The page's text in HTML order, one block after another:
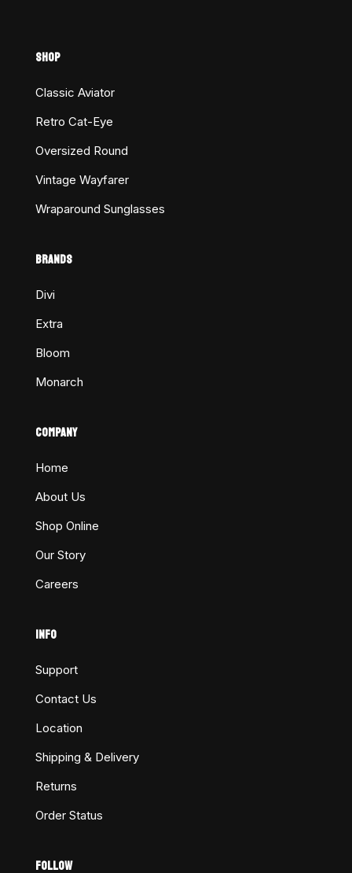
SHOP
Classic Aviator
Retro Cat-Eye
Oversized Round
Vintage Wayfarer
Wraparound Sunglasses
BRANDS
Divi
Extra
Bloom
Monarch
COMPANY
Home
About Us
Shop Online
Our Story
Careers
INFO
Support
Contact Us
Location
Shipping & Delivery
Returns
Order Status
FOLLOW